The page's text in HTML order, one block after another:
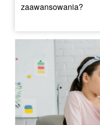
zaawansowania?